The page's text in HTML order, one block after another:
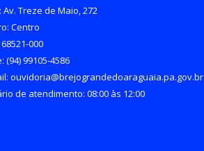
Av. Treze de Maio, 272
Centro
68521-000
(94) 99105-4586
ouvidoria@brejograndedoaraguaia.pa.gov.br
de atendimento: 08:00 às 12:00